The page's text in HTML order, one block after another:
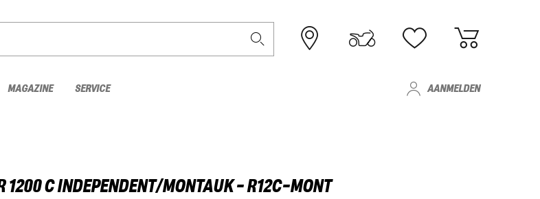
MAGAZINE SERVICE AANMELDEN
1200 C INDEPENDENT/MONTAUK - R12C-MONT